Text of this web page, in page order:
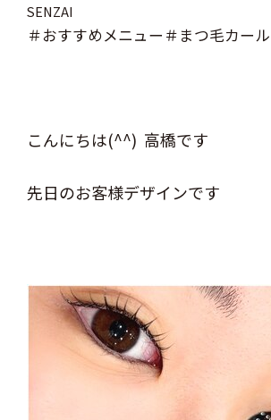
SENZAI
＃おすすめメニュー ＃まつ毛カール
こんにちは(^^) 高橋です
先日のお客様デザインです